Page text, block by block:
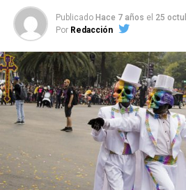
Publicado Hace 7 años el 25
Por Redacción